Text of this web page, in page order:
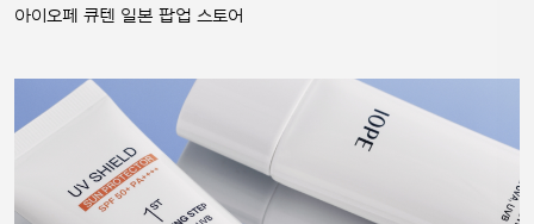
아이오페 큐텐 일본 팝업 스토어